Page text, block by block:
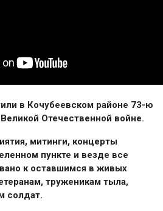
в Кочубеевском районе 73-ю
Отечественной войне.
митинги, концерты
пункте и везде все
к оставшимся в живых
труженикам тыла,
солдат.